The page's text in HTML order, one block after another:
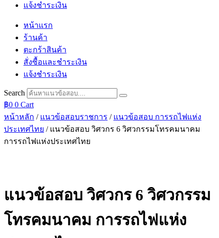
แจ้งชำระเงิน
หน้าแรก
ร้านค้า
ตะกร้าสินค้า
สั่งซื้อและชำระเงิน
แจ้งชำระเงิน
Search
฿0 0 Cart
หน้าหลัก / แนวข้อสอบราชการ / แนวข้อสอบ การรถไฟแห่ง
ประเทศไทย / แนวข้อสอบ วิศวกร 6 วิศวกรรมโทรคมนาคม
การรถไฟแห่งประเทศไทย
แนวข้อสอบ วิศวกร 6 วิศวกรรม
โทรคมนาคม การรถไฟแห่ง